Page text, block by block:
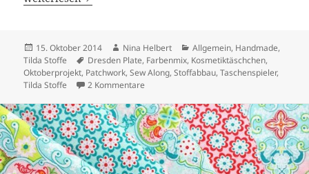
Veröffentlicht
am
15. Oktober 2014 Autor
Nina Helbert Kategorien
Allgemein, Handmade,
Tilda Stoffe
Schlagwörter
Dresden Plate, Farbenmix, Kosmetiktäschchen,
Oktoberprojekt, Patchwork,Sew Along,Stoffabbau,Taschenspieler,
Tilda Stoffe
2 Kommentare